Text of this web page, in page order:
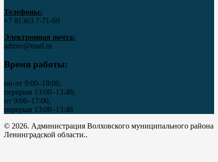
Телефоны:
+7 81363 7‑71-60
Электронная почта:
admvr@mail.ru
Время работы:
пн-чт 9:00–18:00,
перерыв 13:00–13:48;
пт 9:00–17:00,
перерыв 13:00–13:48
© 2026. Администрация Волховского муниципального района
Ленинградской области..